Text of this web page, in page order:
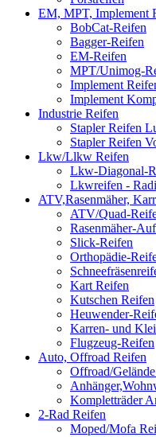
EM, MPT, Implement
BobCat-Reifen
Bagger-Reifen
EM-Reifen
MPT/Unimog-
Implement
Implement
Industrie Reifen
Stapler Reifen
Stapler Reifen
Lkw/Llkw Reifen
Lkw-Diagonal-
Lkwreifen -
ATV,Rasenmäher,
ATV/Quad-
Rasenmäher-
Slick-Reifen
Orthopädie-
Kart Reifen
Kutschen Reifen
Heuwender-
Karren- und
Flugzeug-Reifen
Auto, Offroad Reifen
Offroad/
Kompletträder
2-Rad Reifen
Moped/Mofa